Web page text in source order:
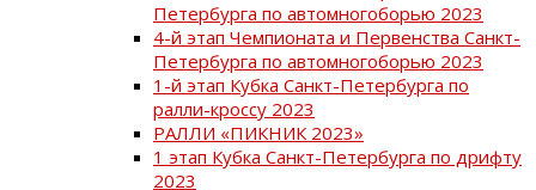
Петербурга по автомногоборью 2023
4-й этап Чемпионата и Первенства Санкт-
Петербурга по автомногоборью 2023
1-й этап Кубка Санкт-Петербурга по
ралли-кроссу 2023
РАЛЛИ «ПИКНИК 2023»
1 этап Кубка Санкт-Петербурга по дрифту
2023